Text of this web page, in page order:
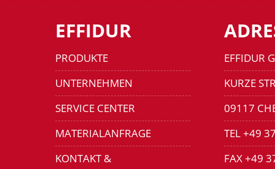
EFFIDUR
PRODUKTE
UNTERNEHMEN
SERVICE CENTER
MATERIALANFRAGE
KONTAKT &
EFFIDUR
KURZE
09117
TEL +49
FAX +49